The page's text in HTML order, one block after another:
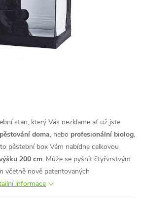
stan, který Vás nezklame ať už jste
doma, nebo profesionální biolog,
pěstební box Vám nabídne celkovou
200 cm. Může se pyšnit čtyřvrstvým
včetně nově patentovaných
informace